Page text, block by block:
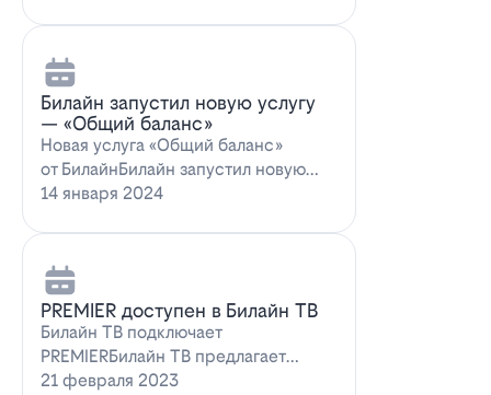
Билайн запустил новую услугу
— «Общий баланс»
Новая услуга «Общий баланс»
от БилайнБилайн запустил новую
услугу – "Общий баланс"…
14 января 2024
PREMIER доступен в Билайн ТВ
Билайн ТВ подключает
PREMIERБилайн ТВ предлагает
подписку на PREMIER. Всем
21 февраля 2023